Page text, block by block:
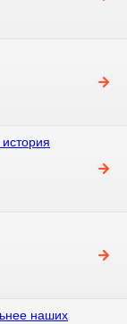
наших